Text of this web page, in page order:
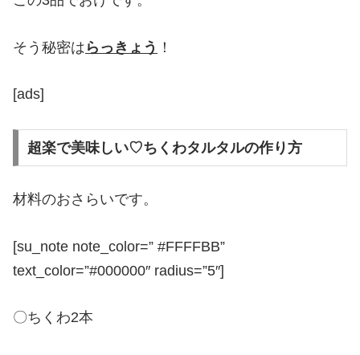
そう秘密は らっきょう ！
[ads]
超楽で美味しい♡ちくわタルタルの作り方
材料のおさらいです。
[su_note note_color=” #FFFFBB”
text_color=”#000000″ radius=”5″]
〇ちくわ2本